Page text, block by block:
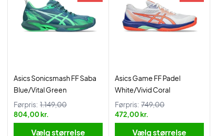
Asics Sonicsmash FF Saba
Blue/Vital Green
Førpris: 1.149,00
804,00 kr.
Vælg størrelse
Asics Game FF Padel
White/Vivid Coral
Førpris: 749,00
472,00 kr.
Vælg størrelse